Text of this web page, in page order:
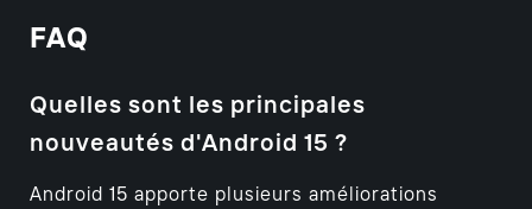
FAQ
Quelles sont les principales
nouveautés d'Android 15 ?
Android 15 apporte plusieurs améliorations